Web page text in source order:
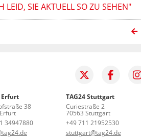
LEID, SIE AKTUELL SO ZU SEHEN"
Erfurt
38
34947880
TAG24 Stuttgart
Curiestraße 2
70563 Stuttgart
+49 711 21952530
stuttgart@tag24.de